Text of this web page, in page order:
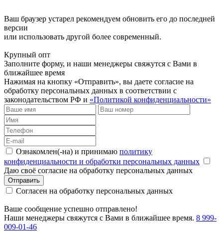
Ваш браузер устарел рекомендуем обновить его до последней
версии
или использовать другой более современный.
Крупный опт
Заполните форму, и наши менеджеры свяжутся с Вами в
ближайшее время
Нажимая на кнопку «Отправить», вы даете согласие на
обработку персональных данных в соответствии с
законодательством РФ и «Политикой конфиденциальности»
Ознакомлен(-на) и принимаю политику
конфиденциальности и обработки персональных данных
Даю своё согласие на обработку персональных данных
Отправить
Согласен на обработку персональных данных
Ваше сообщение успешно отправлено!
Наши менеджеры свяжутся с Вами в ближайшее время. 8 999-
009-01-46